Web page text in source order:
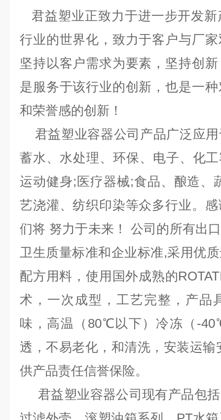
君益塑业正致力于进一步开发
行业的世界化，致力于客户与厂
坚持以客户需求为要素，坚持创
是服务于该行业的创新，也是一
和荣誉感的创新！
君益塑业容器公司产品广泛应
蓄水、水处理、环保、电子、化
运动健身;医疗器械;食品、酿造、
艺浇灌、纺织印染等众多行业。
们将 努力于未来！ 公司的所有出
卫生质量标准和企业标准,采用优
配方用料，使用国外成熟的
术，一次成型，工艺完整，产品
味，高温（80℃以下）冷冻（-
透，不易老化，和清洗，安装运
供产品责任信誉保险。
君益塑业容器公司现有产品包